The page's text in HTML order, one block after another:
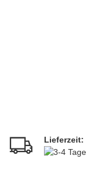
Lieferzeit: